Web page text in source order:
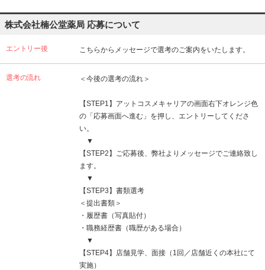
株式会社楠公堂薬局 応募について
エントリー後 こちらからメッセージで選考のご案内をいたします。
選考の流れ ＜今後の選考の流れ＞
【STEP1】アットコスメキャリアの画面右下オレンジ色
の「応募画面へ進む」を押し、エントリーしてくださ
い。
▼
【STEP2】ご応募後、弊社よりメッセージでご連絡致し
ます。
▼
【STEP3】書類選考
＜提出書類＞
・履歴書（写真貼付）
・職務経歴書（職歴がある場合）
▼
【STEP4】店舗見学、面接（1回／店舗近くの本社にて
実施）